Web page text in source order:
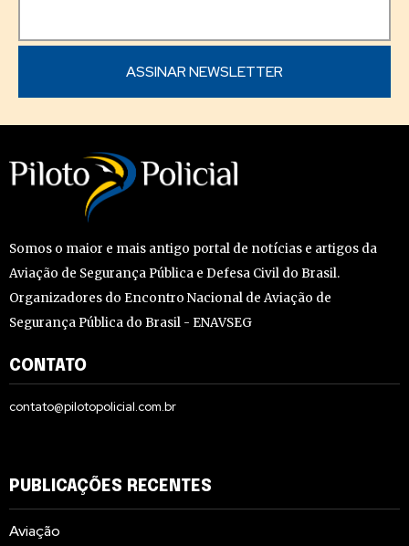
Somos o maior e mais antigo portal de notícias e artigos da
Aviação de Segurança Pública e Defesa Civil do Brasil.
Organizadores do Encontro Nacional de Aviação de
Segurança Pública do Brasil - ENAVSEG
CONTATO
contato@pilotopolicial.com.br
PUBLICAÇÕES RECENTES
Aviação